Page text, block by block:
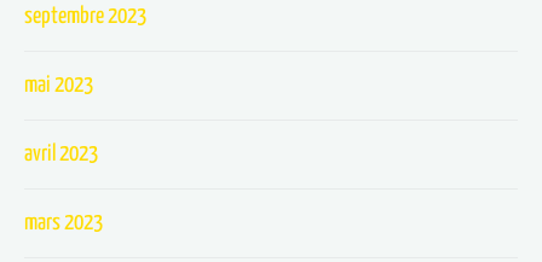
septembre 2023
mai 2023
avril 2023
mars 2023